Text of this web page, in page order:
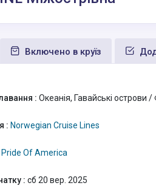
Включено в круїз
: Океанія, Гавайські острови /
: Norwegian Cruise Lines
Pride Of America
: сб 20 вер. 2025